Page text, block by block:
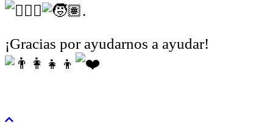
.
¡Gracias por ayudarnos a ayudar!